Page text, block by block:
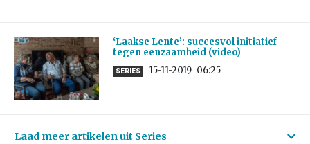
‘Laakse Lente’: succesvol initiatief
tegen eenzaamheid (video)
SERIES 15-11-2019 06:25
Laad meer artikelen uit Series